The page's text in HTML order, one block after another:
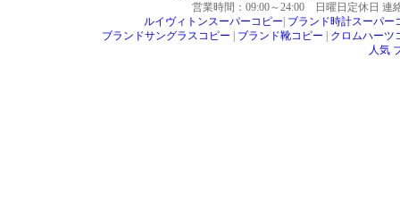
営業時間：09:00～24:00 日曜日定休日 連
ルイヴィトンスーパーコピー ブランド時計スーパー
ブランドサングラスコピー
ブランド靴コピー
クロムハーツ
人気